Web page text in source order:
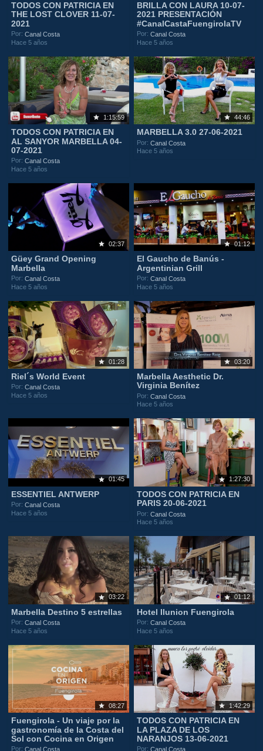
TODOS CON PATRICIA EN
THE LOST CLOVER 11-07-
2021
Por:Canal Costa
Hace 5 años
BRILLA CON LAURA 10-07-
2021 PRESENTACIÓN
#CanalCastaFuengirolaTV
Por:Canal Costa
Hace 5 años
1:15:59
TODOS CON PATRICIA EN
AL SANYOR MARBELLA 04-
07-2021
Por:Canal Costa
Hace 5 años
44:46
MARBELLA 3.0 27-06-2021
Por:Canal Costa
Hace 5 años
02:37
Güey Grand Opening
Marbella
Por:Canal Costa
Hace 5 años
01:12
El Gaucho de Banús -
Argentinian Grill
Por:Canal Costa
Hace 5 años
01:28
Riel´s World Event
Por:Canal Costa
Hace 5 años
03:20
Marbella Aesthetic Dr.
Virginia Benítez
Por:Canal Costa
Hace 5 años
01:45
ESSENTIEL ANTWERP
Por:Canal Costa
Hace 5 años
1:27:30
TODOS CON PATRICIA EN
PARIS 20-06-2021
Por:Canal Costa
Hace 5 años
03:22
Marbella Destino 5 estrellas
Por:Canal Costa
Hace 5 años
01:12
Hotel Ilunion Fuengirola
Por:Canal Costa
Hace 5 años
08:27
Fuengirola - Un viaje por la
gastronomía de la Costa del
Sol con Cocina en Origen
Por:Canal Costa
1:42:29
TODOS CON PATRICIA EN
LA PLAZA DE LOS
NARANJOS 13-06-2021
Por:Canal Costa